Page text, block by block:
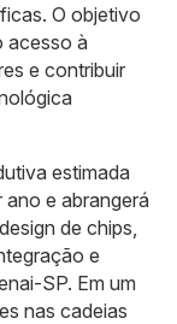
O objetivo
acesso à
e contribuir
estimada
e abrangerá
de chips,
e
SP. Em um
nas cadeias